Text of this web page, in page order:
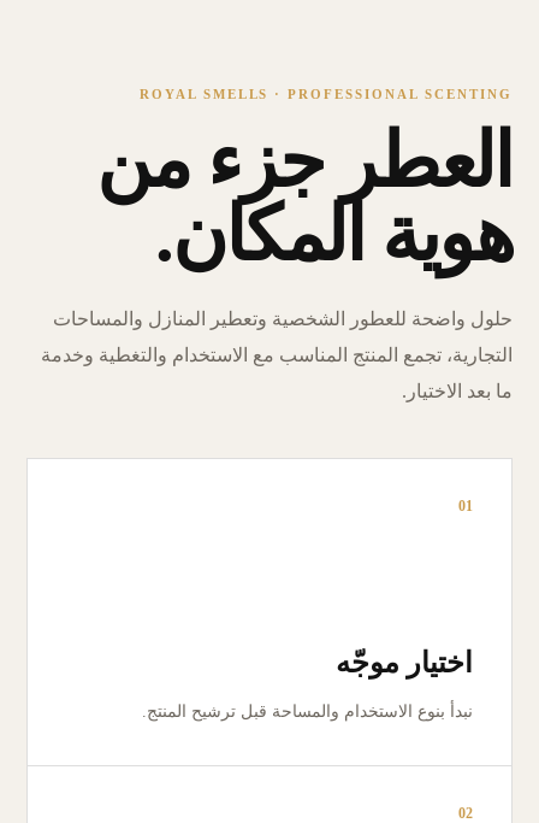
ROYAL SMELLS · PROFESSIONAL SCENTING
العطر جزء من
هوية المكان.
حلول واضحة للعطور الشخصية وتعطير المنازل والمساحات
التجارية، تجمع المنتج المناسب مع الاستخدام والتغطية وخدمة
ما بعد الاختيار.
01
اختيار موجّه
نبدأ بنوع الاستخدام والمساحة قبل ترشيح المنتج.
02